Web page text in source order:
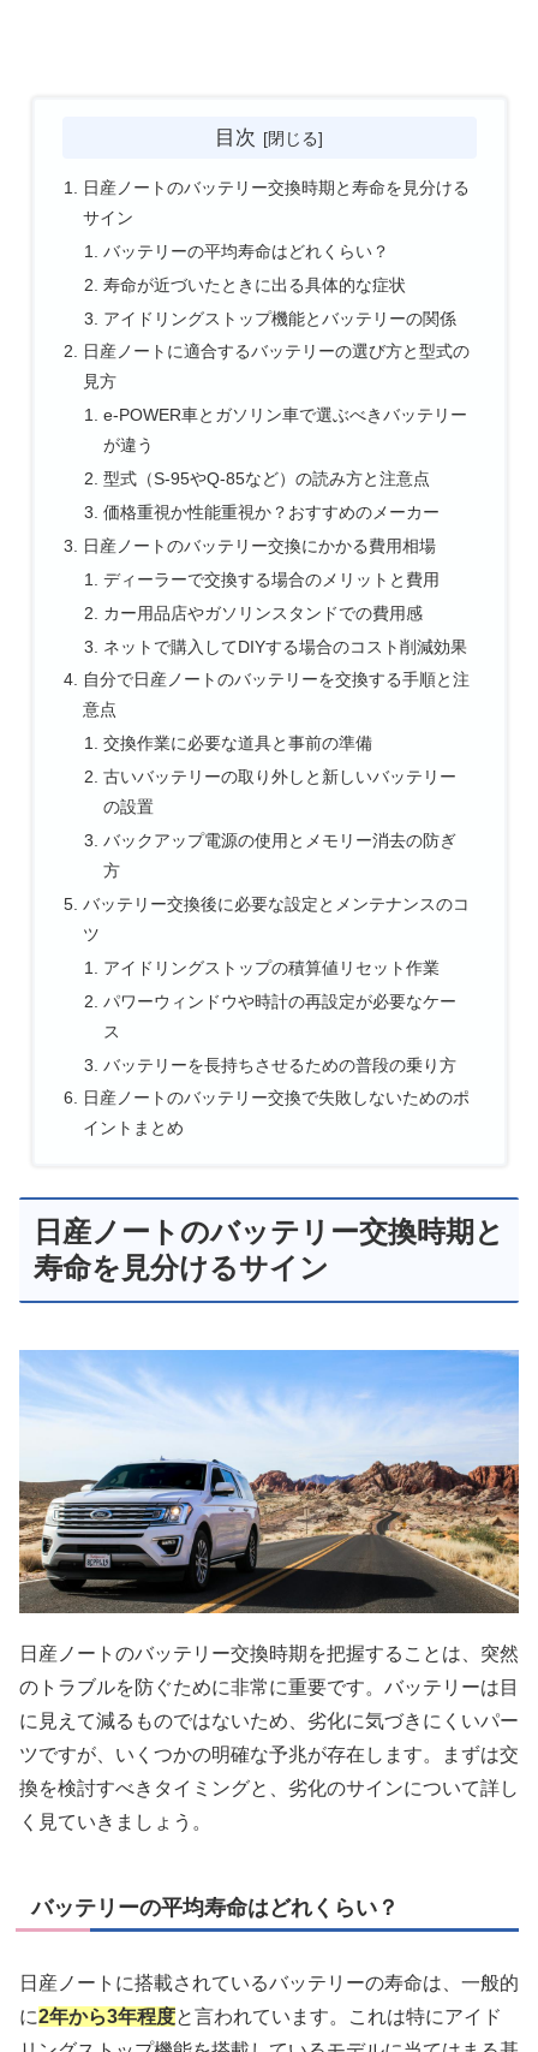
目次
日産ノートのバッテリー交換時期と寿命を見分ける
サイン
バッテリーの平均寿命はどれくらい？
寿命が近づいたときに出る具体的な症状
アイドリングストップ機能とバッテリーの関係
日産ノートに適合するバッテリーの選び方と型式の
見方
e-POWER車とガソリン車で選ぶべきバッテリー
が違う
型式（S-95やQ-85など）の読み方と注意点
価格重視か性能重視か？おすすめのメーカー
日産ノートのバッテリー交換にかかる費用相場
ディーラーで交換する場合のメリットと費用
カー用品店やガソリンスタンドでの費用感
ネットで購入してDIYする場合のコスト削減効果
自分で日産ノートのバッテリーを交換する手順と注
意点
交換作業に必要な道具と事前の準備
古いバッテリーの取り外しと新しいバッテリー
の設置
バックアップ電源の使用とメモリー消去の防ぎ
方
バッテリー交換後に必要な設定とメンテナンスのコ
ツ
アイドリングストップの積算値リセット作業
パワーウィンドウや時計の再設定が必要なケー
ス
バッテリーを長持ちさせるための普段の乗り方
日産ノートのバッテリー交換で失敗しないためのポ
イントまとめ
日産ノートのバッテリー交換時期と
寿命を見分けるサイン
日産ノートのバッテリー交換時期を把握することは、突然
のトラブルを防ぐために非常に重要です。バッテリーは目
に見えて減るものではないため、劣化に気づきにくいパー
ツですが、いくつかの明確な予兆が存在します。まずは交
換を検討すべきタイミングと、劣化のサインについて詳し
く見ていきましょう。
バッテリーの平均寿命はどれくらい？
日産ノートに搭載されているバッテリーの寿命は、一般的
に2年から3年程度と言われています。これは特にアイド